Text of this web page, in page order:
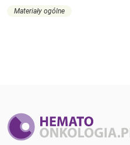
Materiały ogólne